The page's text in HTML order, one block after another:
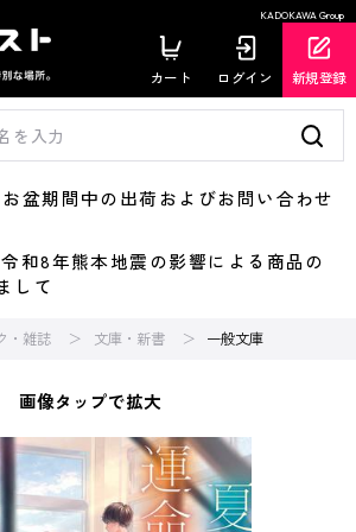
KADOKAWA Group
カート ログイン 新規登録
期間中の出荷およびお問い合わせ
8年熊本地震の影響による商品の
して
・雑誌 文庫・新書 一般文庫
画像タップで拡大